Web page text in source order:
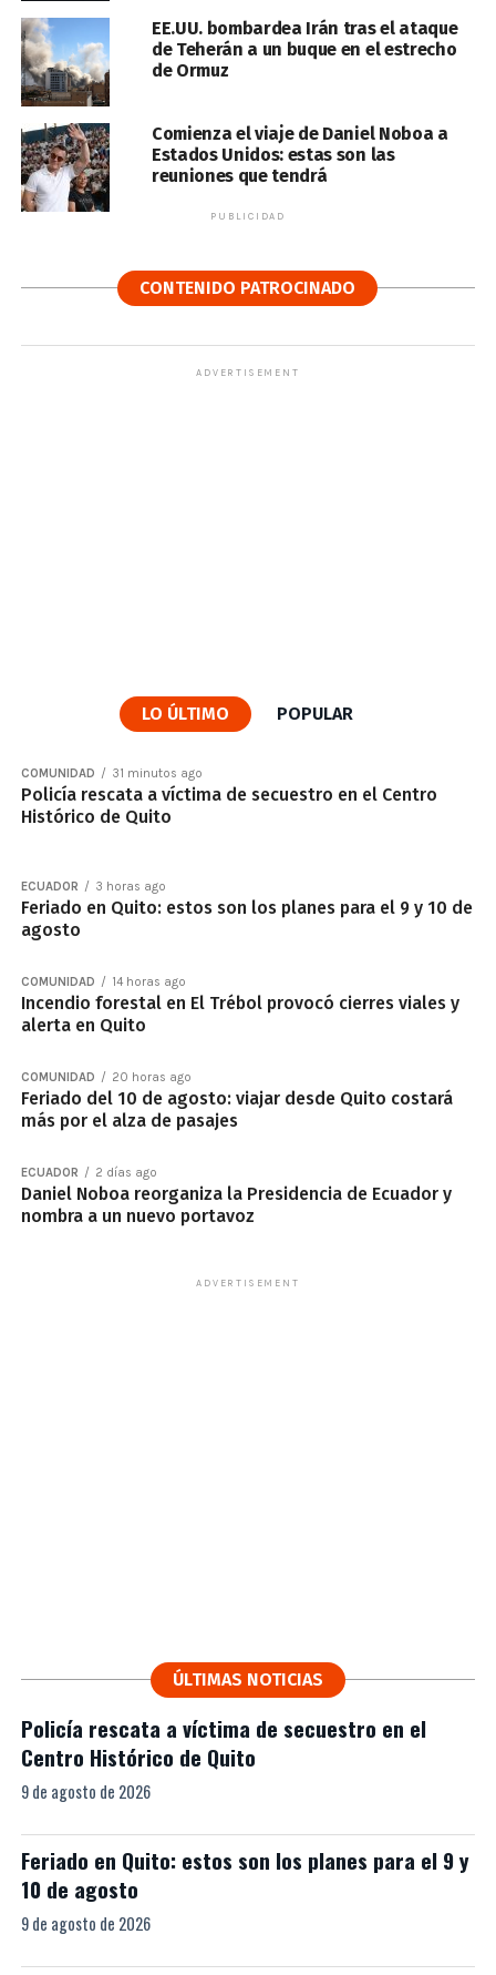
EE.UU. bombardea Irán tras el ataque
de Teherán a un buque en el estrecho
de Ormuz
Comienza el viaje de Daniel Noboa a
Estados Unidos: estas son las
reuniones que tendrá
PUBLICIDAD
CONTENIDO PATROCINADO
ADVERTISEMENT
LO ÚLTIMO POPULAR
COMUNIDAD 31 minutos ago
Policía rescata a víctima de secuestro en el Centro
Histórico de Quito
ECUADOR 3 horas ago
Feriado en Quito: estos son los planes para el 9 y 10 de
agosto
COMUNIDAD 14 horas ago
Incendio forestal en El Trébol provocó cierres viales y
alerta en Quito
COMUNIDAD 20 horas ago
Feriado del 10 de agosto: viajar desde Quito costará
más por el alza de pasajes
ECUADOR 2 días ago
Daniel Noboa reorganiza la Presidencia de Ecuador y
nombra a un nuevo portavoz
ADVERTISEMENT
ÚLTIMAS NOTICIAS
Policía rescata a víctima de secuestro en el
Centro Histórico de Quito
9 de agosto de 2026
Feriado en Quito: estos son los planes para el 9 y
10 de agosto
9 de agosto de 2026